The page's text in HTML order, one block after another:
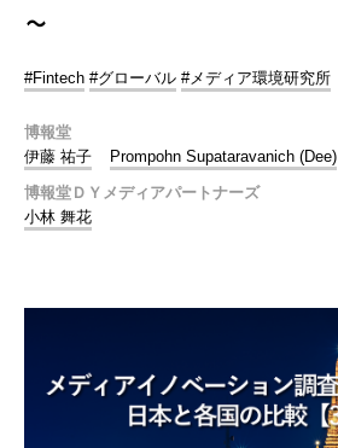
～
#Fintech #グローバル #メディア環境研究所
博報堂
伊藤 祐子
Prompohn Supataravanich (Dee)
博報堂ＤＹメディアパートナーズ
小林 舞花